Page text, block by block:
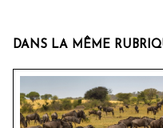
DANS LA MÊME